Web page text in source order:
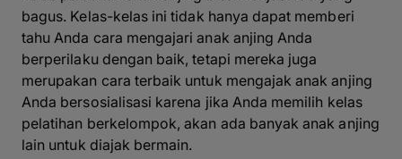
bagus. Kelas-kelas ini tidak hanya dapat memberi
tahu Anda cara mengajari anak anjing Anda
berperilaku dengan baik, tetapi mereka juga
merupakan cara terbaik untuk mengajak anak anjing
Anda bersosialisasi karena jika Anda memilih kelas
pelatihan berkelompok, akan ada banyak anak anjing
lain untuk diajak bermain.